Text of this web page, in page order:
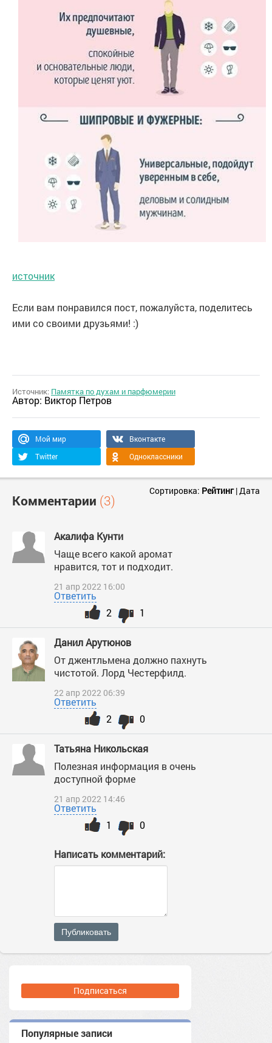
источник
Если вам понравился пост, пожалуйста, поделитесь
ими со своими друзьями! :)
Источник: Памятка по духам и парфюмерии
Автор: Виктор Петров
Мой мир
Вконтакте
Twitter
Одноклассники
Комментарии (3)
Сортировка: Рейтинг|Дата
Акалифа Кунти
Чаще всего какой аромат
нравится, тот и подходит.
21 апр 2022 16:00
Ответить
1
2
Данил Арутюнов
От джентльмена должно пахнуть
чистотой. Лорд Честерфилд.
22 апр 2022 06:39
Ответить
0
2
Татьяна Никольская
Полезная информация в очень
доступной форме
21 апр 2022 14:46
Ответить
0
1
Написать комментарий:
Публиковать
Подписаться
Популярные записи